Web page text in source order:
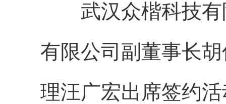
武汉众楷科技
有限公司副董事长
理汪广宏出席签约